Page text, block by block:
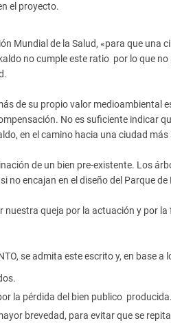
el proyecto.
Mundial de la Salud, «para que una
no cumple este ratio por lo que
de su propio valor medioambiental
No es suficiente indicar
en el camino hacia una ciudad
de un bien pre-existente. Los
no encajan en el diseño del Parque de
queja por la actuación y por
se admita este escrito y, en base a
la pérdida del bien publico producida.
brevedad, para evitar que se